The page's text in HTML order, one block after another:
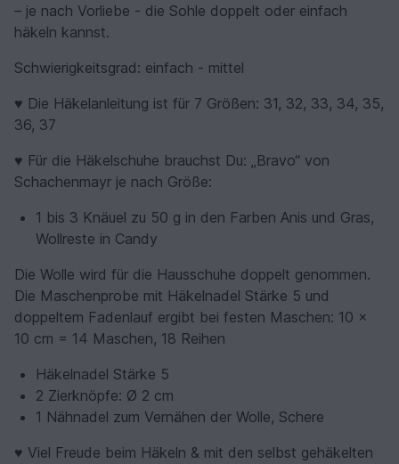
– je nach Vorliebe - die Sohle doppelt oder einfach
häkeln kannst.
Schwierigkeitsgrad: einfach - mittel
♥ Die Häkelanleitung ist für 7 Größen: 31, 32, 33, 34, 35,
36, 37
♥ Für die Häkelschuhe brauchst Du: „Bravo“ von
Schachenmayr je nach Größe:
1 bis 3 Knäuel zu 50 g in den Farben Anis und Gras,
Wollreste in Candy
Die Wolle wird für die Hausschuhe doppelt genommen.
Die Maschenprobe mit Häkelnadel Stärke 5 und
doppeltem Fadenlauf ergibt bei festen Maschen: 10 x
10 cm = 14 Maschen, 18 Reihen
Häkelnadel Stärke 5
2 Zierknöpfe: Ø 2 cm
1 Nähnadel zum Vernähen der Wolle, Schere
♥ Viel Freude beim Häkeln & mit den selbst gehäkelten